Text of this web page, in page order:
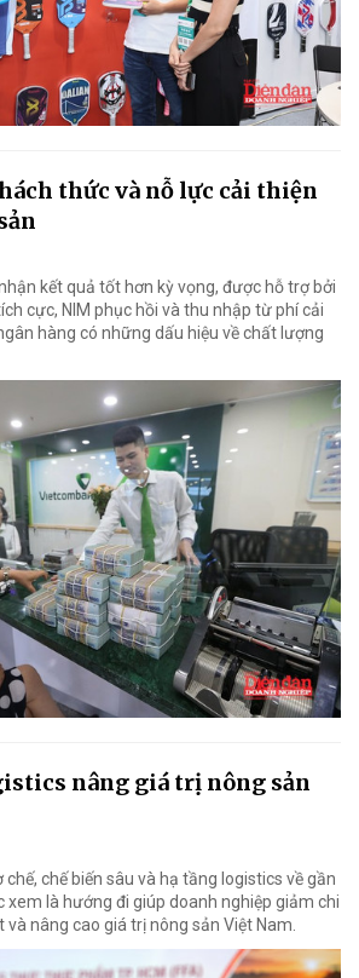
thức và nỗ lực cải thiện
kết quả tốt hơn kỳ vọng, được hỗ trợ bởi
cực, NIM phục hồi và thu nhập từ phí cải
hàng có những dấu hiệu về chất lượng
nâng giá trị nông sản
chế biến sâu và hạ tầng logistics về gần
xem là hướng đi giúp doanh nghiệp giảm chi
nâng cao giá trị nông sản Việt Nam.